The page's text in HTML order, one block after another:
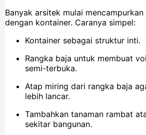
Banyak arsitek mulai
dengan kontainer. Caranya simpel:
Kontainer sebagai struktur inti.
Rangka baja untuk membuat
semi-terbuka.
Atap miring dari rangka baja
lebih lancar.
Tambahkan tanaman rambat
sekitar bangunan.